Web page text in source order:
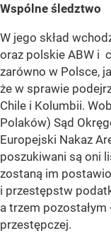
Wspólne śledztwo
W jego skład
oraz polskie ABW i
zarówno w Polsce,
że w sprawie
Chile i Kolumbii.
Polaków) Sąd
Europejski Nakaz
poszukiwani są oni
zostaną im
i przestępstw
a trzem pozostałym
przestępczej.